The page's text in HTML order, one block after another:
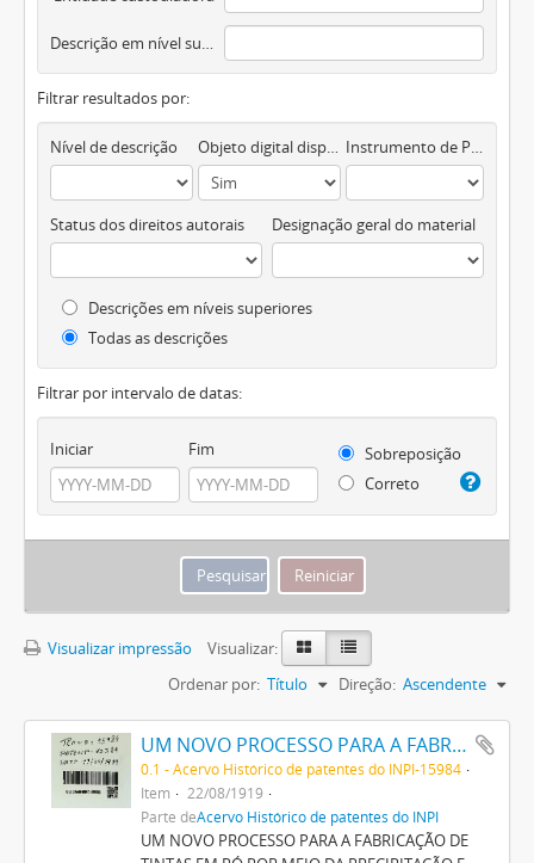
Descrição em nível superior
Filtrar resultados por:
Nível de descrição Objeto digital disponível Instrumento de Pesquisa
Status dos direitos autorais Designação geral do material
Descrições em níveis superiores
Todas as descrições
Filtrar por intervalo de datas:
Iniciar Fim
Sobreposição
Correto
Visualizar impressão
Visualizar:
Ordenar por: Título Direção: Ascendente
UM NOVO PROCESSO PARA A FABRICAÇÃO DE TINTAS EM PÓ POR MEIO DA PRECIPITAÇÃO E FIXAÇÃO DE TINTAS ANILINAS SOBRE CORPOS MINERAES
0.1 - Acervo Histórico de patentes do INPI-15984
Item
22/08/1919
Parte deAcervo Histórico de patentes do INPI
UM NOVO PROCESSO PARA A FABRICAÇÃO DE